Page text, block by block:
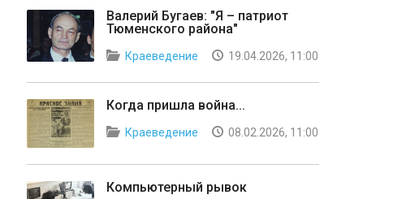
Валерий Бугаев: "Я – патриот
Тюменского района"
Краеведение 19.04.2026, 11:00
Когда пришла война...
Краеведение 08.02.2026, 11:00
Компьютерный рывок